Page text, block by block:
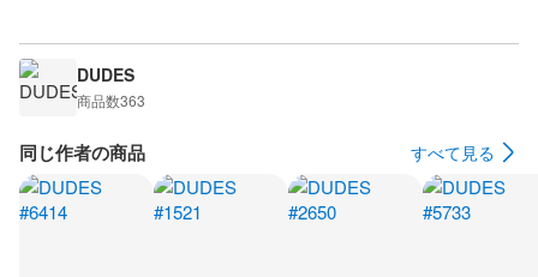
DUDES
商品数363
同じ作者の商品 すべて見る